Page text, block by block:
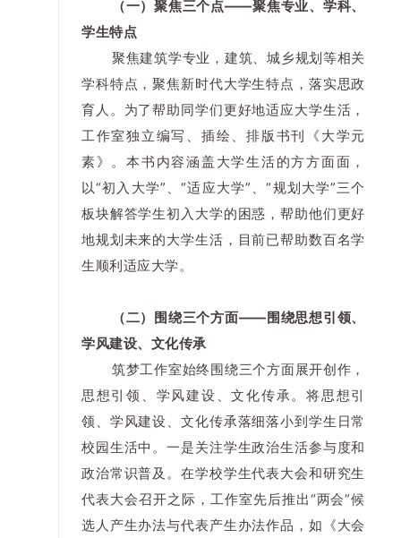
（一）聚焦三个点——聚焦专业、学科、
学生特点
聚焦建筑学专业，建筑、城乡规划等相关
学科特点，聚焦新时代大学生特点，落实思政
育人。为了帮助同学们更好地适应大学生活，
工作室独立编写、插绘、排版书刊《大学元
素》。本书内容涵盖大学生活的方方面面，
以“初入大学”、“适应大学”、“规划大学”三个
板块解答学生初入大学的困惑，帮助他们更好
地规划未来的大学生活，目前已帮助数百名学
生顺利适应大学。
（二）围绕三个方面——围绕思想引领、
学风建设、文化传承
筑梦工作室始终围绕三个方面展开创作，
思想引领、学风建设、文化传承。将思想引
领、学风建设、文化传承落细落小到学生日常
校园生活中。一是关注学生政治生活参与度和
政治常识普及。在学校学生代表大会和研究生
代表大会召开之际，工作室先后推出“两会”候
选人产生办法与代表产生办法作品，如《大会